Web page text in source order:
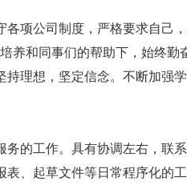
项公司制度，严格要求自己
养和同事们的帮助下，始终勤
理想，坚定信念。不断加强
的工作。具有协调左右，联
表、起草文件等日常程序化的